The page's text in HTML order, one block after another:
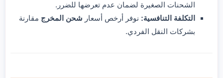
الشحنات الصغيرة لضمان عدم تعرضها للضرر.
التكلفة التنافسية: نوفر أرخص أسعار شحن المخرج مقارنة
بشركات النقل الفردي.